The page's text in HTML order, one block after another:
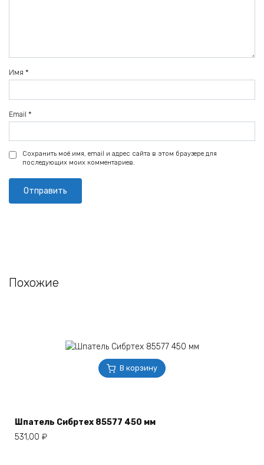
Имя *
Email *
Сохранить моё имя, email и адрес сайта в этом браузере для
последующих моих комментариев.
Похожие
В корзину
Шпатель Сибртех 85577 450 мм
531,00 ₽